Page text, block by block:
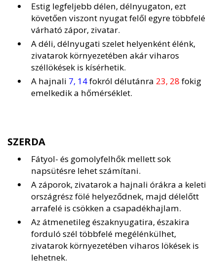
Estig legfeljebb délen, délnyugaton, ezt
követően viszont nyugat felől egyre többfelé
várható zápor, zivatar.
A déli, délnyugati szelet helyenként élénk,
zivatarok környezetében akár viharos
széllökések is kísérhetik.
A hajnali 7, 14fokról délutánra 23, 28 fokig
emelkedik a hőmérséklet.
SZERDA
Fátyol- és gomolyfelhők mellett sok
napsütésre lehet számítani.
A záporok, zivatarok a hajnali órákra a keleti
országrész fölé helyeződnek, majd délelőtt
arrafelé is csökken a csapadékhajlam.
Az átmenetileg északnyugatira, északira
forduló szél többfelé megélénkülhet,
zivatarok környezetében viharos lökések is
lehetnek.